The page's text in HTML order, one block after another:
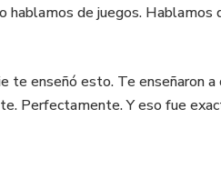
hablamos de juegos.
te enseñó esto. Te enseñaron
Perfectamente. Y eso fue